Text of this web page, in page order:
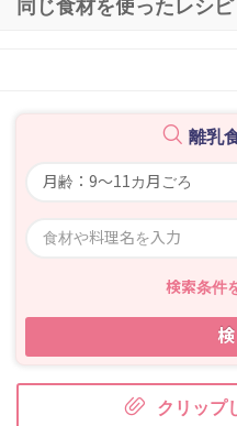
同じ食材を使ったレシピ
離乳
検索条件
クリップ